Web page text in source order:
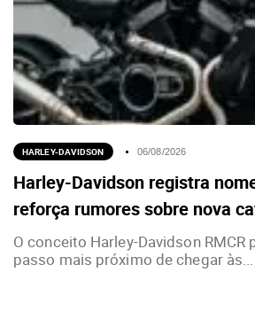
HARLEY-DAVIDSON 06/08/2026
Harley-Davidson registra
reforça rumores sobre nova
O conceito Harley-Davidson RMCR
passo mais próximo de chegar às...